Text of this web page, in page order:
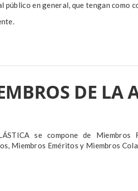
en general, que tengan como
DE LA
se compone de
Miembros Eméritos y Miembros